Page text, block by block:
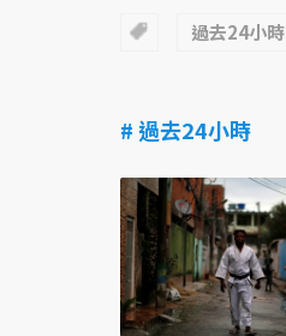
過去24小時
# 過去24小時